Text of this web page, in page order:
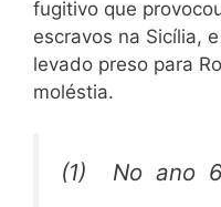
fugitivo que
escravos na Sicília,
levado preso para
moléstia.
(1) No ano